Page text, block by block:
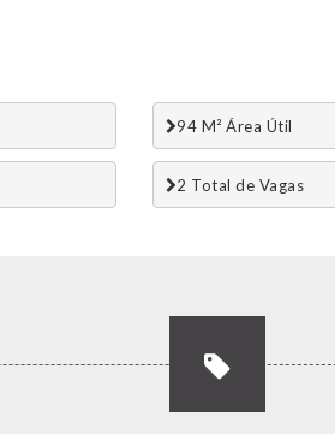
94 M² Área Útil
2 Total de Vagas